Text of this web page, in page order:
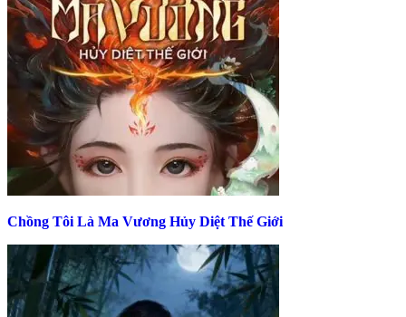
Chồng Tôi Là Ma Vương Hủy Diệt Thế Giới